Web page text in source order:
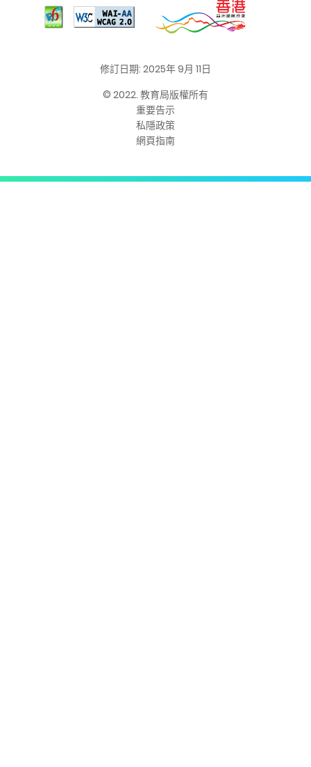
修訂日期: 2025年 9月 11日
© 2022. 教育局版權所有
重要告示
私隱政策
網頁指南